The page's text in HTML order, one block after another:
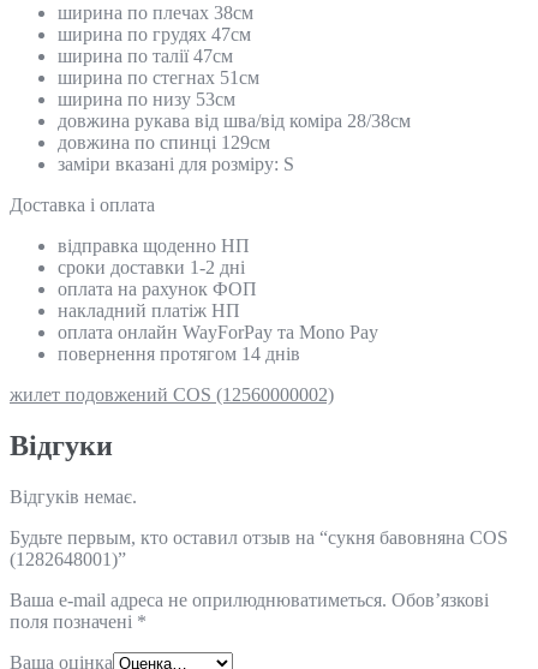
ширина по плечах 38см
ширина по грудях 47см
ширина по талії 47см
ширина по стегнах 51см
ширина по низу 53см
довжина рукава від шва/від коміра 28/38см
довжина по спинці 129см
заміри вказані для розміру: S
Доставка і оплата
відправка щоденно НП
сроки доставки 1-2 дні
оплата на рахунок ФОП
накладний платіж НП
оплата онлайн WayForPay та Mono Pay
повернення протягом 14 днів
жилет подовжений COS (12560000002)
Відгуки
Відгуків немає.
Будьте первым, кто оставил отзыв на “сукня бавовняна COS
(1282648001)”
Ваша e-mail адреса не оприлюднюватиметься. Обов’язкові
поля позначені *
Ваша оцінка